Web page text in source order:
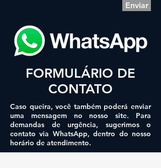
Enviar
FORMULÁRIO DE
CONTATO
Caso queira, você também poderá enviar
uma mensagem no nosso site. Para
demandas de urgência, sugerimos o
contato via WhatsApp, dentro do nosso
horário de atendimento.